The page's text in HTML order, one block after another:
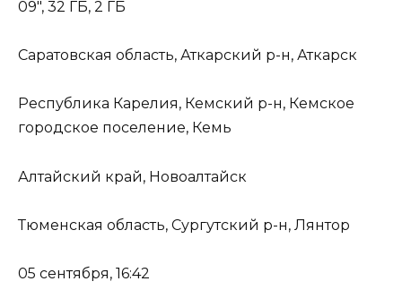
09″, 32 ГБ, 2 ГБ
Саратовская область, Аткарский р-н, Аткарск
Республика Карелия, Кемский р-н, Кемское
городское поселение, Кемь
Алтайский край, Новоалтайск
Тюменская область, Сургутский р-н, Лянтор
05 сентября, 16:42